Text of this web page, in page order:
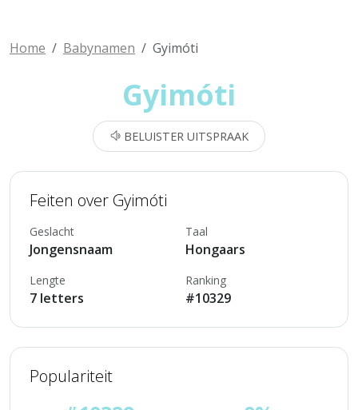
Home Babynamen Gyimóti
Gyimóti
BELUISTER UITSPRAAK
Feiten over Gyimóti
Geslacht
Jongensnaam
Taal
Hongaars
Lengte
7 letters
Ranking
#10329
Populariteit